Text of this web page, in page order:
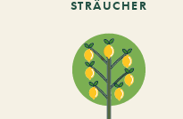
STRÄUCHER